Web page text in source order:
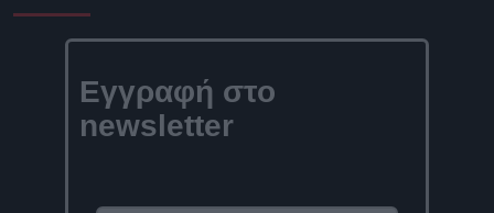
Εγγραφή στο
newsletter